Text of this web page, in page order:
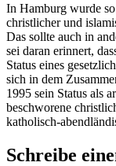
In Hamburg wurde
christlicher und
Das sollte auch in
sei daran erinnert,
Status eines
sich in dem
1995 sein Status als
beschworene
katholisch-
Schreibe